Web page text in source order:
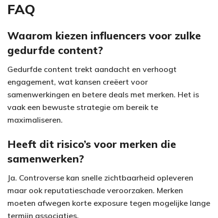
V
d
e
FAQ
Waarom kiezen influencers voor zulke
gedurfde content?
Gedurfde content trekt aandacht en verhoogt
engagement, wat kansen creëert voor
samenwerkingen en betere deals met merken. Het is
vaak een bewuste strategie om bereik te
maximaliseren.
Heeft dit risico’s voor merken die
samenwerken?
Ja. Controverse kan snelle zichtbaarheid opleveren
maar ook reputatieschade veroorzaken. Merken
moeten afwegen korte exposure tegen mogelijke lange
termijn associaties.